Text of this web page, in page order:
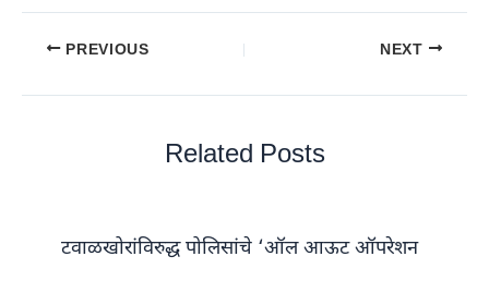
PREVIOUS NEXT
Related Posts
टवाळखोरांविरुद्ध पोलिसांचे ‘ऑल आऊट ऑपरेशन